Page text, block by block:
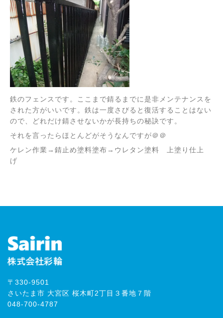
鉄のフェンスです。ここまで錆るまでに是非メンテナンスを
された方がいいです。鉄は一度さびると復活することはない
ので、どれだけ錆させないかが長持ちの秘訣です。
それを言ったらほとんどがそうなんですが＠＠
ケレン作業→錆止め塗料塗布→ウレタン塗料 上塗り仕上
げ
〒330-9501
さいたま市 大宮区 桜木町2丁目３番地７階
048-700-4787